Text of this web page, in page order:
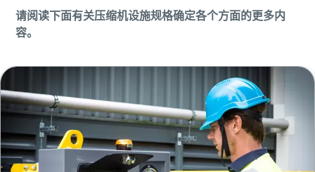
请阅读下面有关压缩机设施规格确定各个方面的更多内
容。